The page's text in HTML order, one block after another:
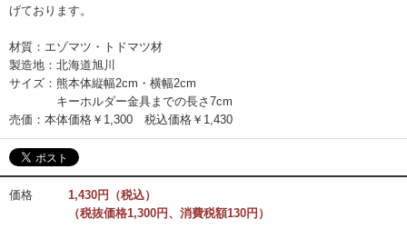
げております。
材質：エゾマツ・トドマツ材
製造地：北海道旭川
サイズ：熊本体縦幅2cm・横幅2cm
キーホルダー金具までの長さ7cm
売価：本体価格￥1,300 税込価格￥1,430
価格
1,430円（税込）
（税抜価格1,300円、消費税額130円）